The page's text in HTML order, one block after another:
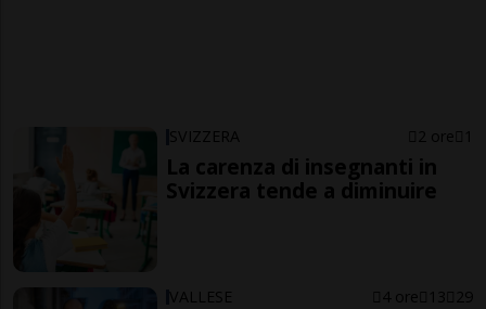
SVIZZERA 2 ore 1
La carenza di insegnanti in
Svizzera tende a diminuire
VALLESE 4 ore 13 29